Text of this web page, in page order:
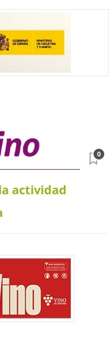
actividad
0